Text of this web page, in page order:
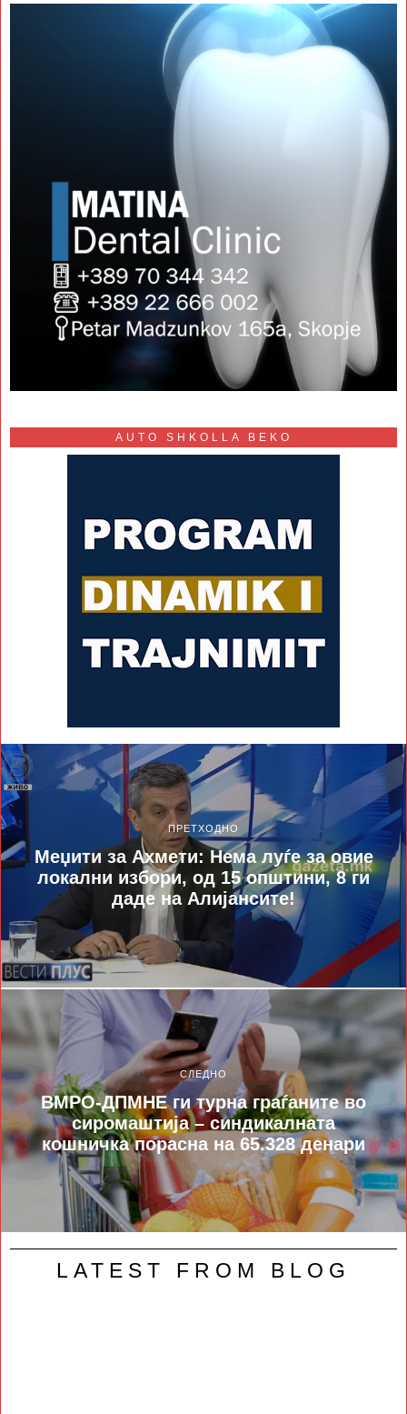
AUTO SHKOLLA BEKO
ПРЕТХОДНО
Меџити за Ахмети: Нема луѓе за овие
локални избори, од 15 општини, 8 ги
даде на Алијансите!
СЛЕДНО
ВМРО-ДПМНЕ ги турна граѓаните во
сиромаштија – синдикалната
кошничка порасна на 65.328 денари
LATEST FROM BLOG